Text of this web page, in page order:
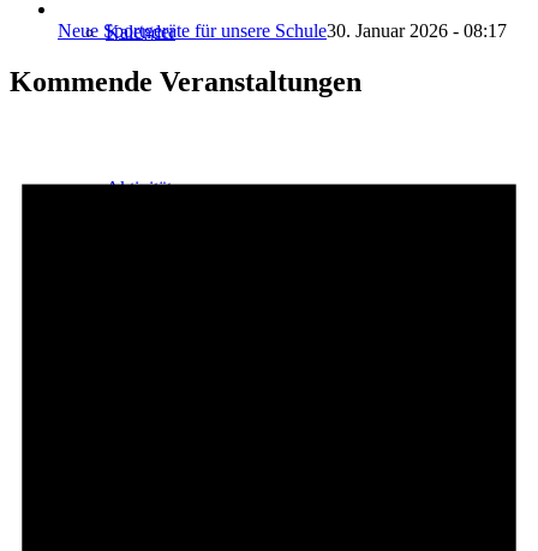
Kalender
Aktivitäten
Neue Sportgeräte für unsere Schule30. Januar 2026 - 08:17
Kommende Veranstaltungen